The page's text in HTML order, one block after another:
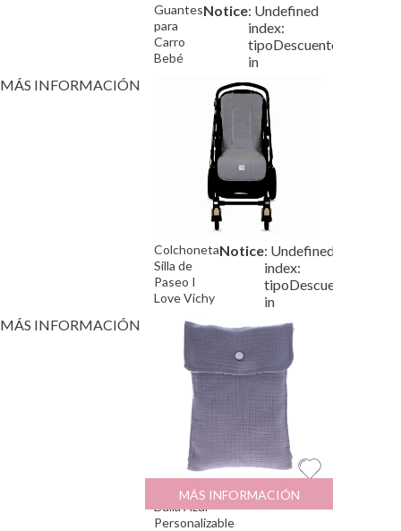
Guantes
para
Carro
Bebé
Notice: Undefined
index:
tipoDescuento
in
MÁS INFORMACIÓN
Colchoneta
Silla de
Paseo I
Love Vichy
Notice: Undefined
index:
tipoDescuento
in
MÁS INFORMACIÓN
Bolsa para Pañales
Dalia Azul
Personalizable
12.95
MÁS INFORMACIÓN